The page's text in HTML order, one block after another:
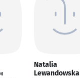
Natalia
Lewandowska